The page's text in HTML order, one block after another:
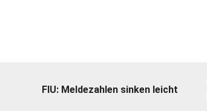
FIU: Meldezahlen sinken leicht